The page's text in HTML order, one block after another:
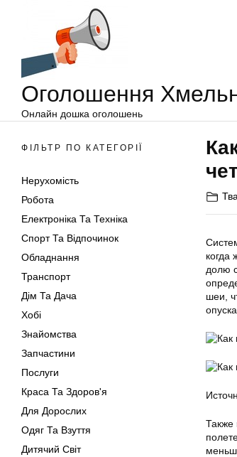
Оголошення
Онлайн дошка оголошень
ФІЛЬТР ПО КАТЕГОРІЇ
Нерухомість
Робота
Електроніка Та Техніка
Спорт Та Відпочинок
Обладнання
Транспорт
Дім Та Дача
Хобі
Знайомства
Запчастини
Послуги
Краса Та Здоров'я
Для Дорослих
Одяг Та Взуття
Дитячий Світ
когда
долю
шеи,
Также